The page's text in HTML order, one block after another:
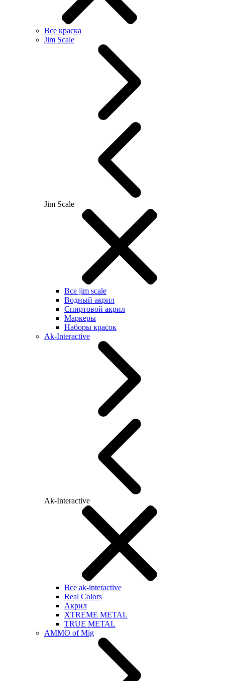
Все краска
Jim Scale
Jim Scale
Все jim scale
Водный акрил
Спиртовой акрил
Маркеры
Наборы красок
Ak-Interactive
Ak-Interactive
Все ak-interactive
Real Colors
Акрил
XTREME METAL
TRUE METAL
AMMO of Mig